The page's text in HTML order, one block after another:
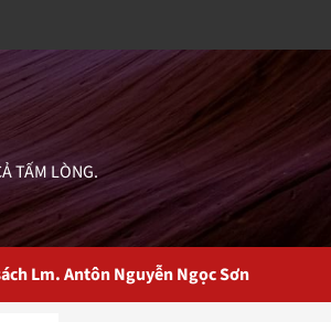
TẤM LÒNG.
Lm. Antôn Nguyễn Ngọc Sơn